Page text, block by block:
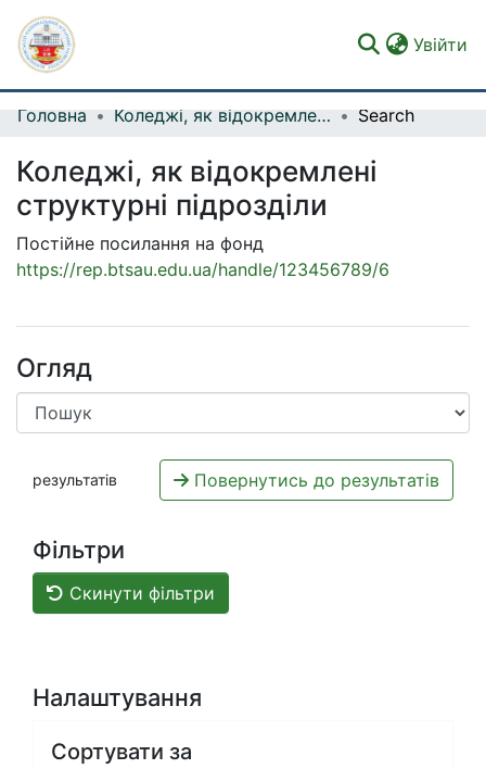
Увійти
Фонди та зібрання
Пошук за критеріями
Статистика
Головна Коледжі, як відокремлені структурні підрозділи Search
Коледжі, як відокремлені
структурні підрозділи
Постійне посилання на фонд
https://rep.btsau.edu.ua/handle/123456789/6
Огляд
результатів Повернутись до результатів
Фільтри
Скинути фільтри
Налаштування
Сортувати за